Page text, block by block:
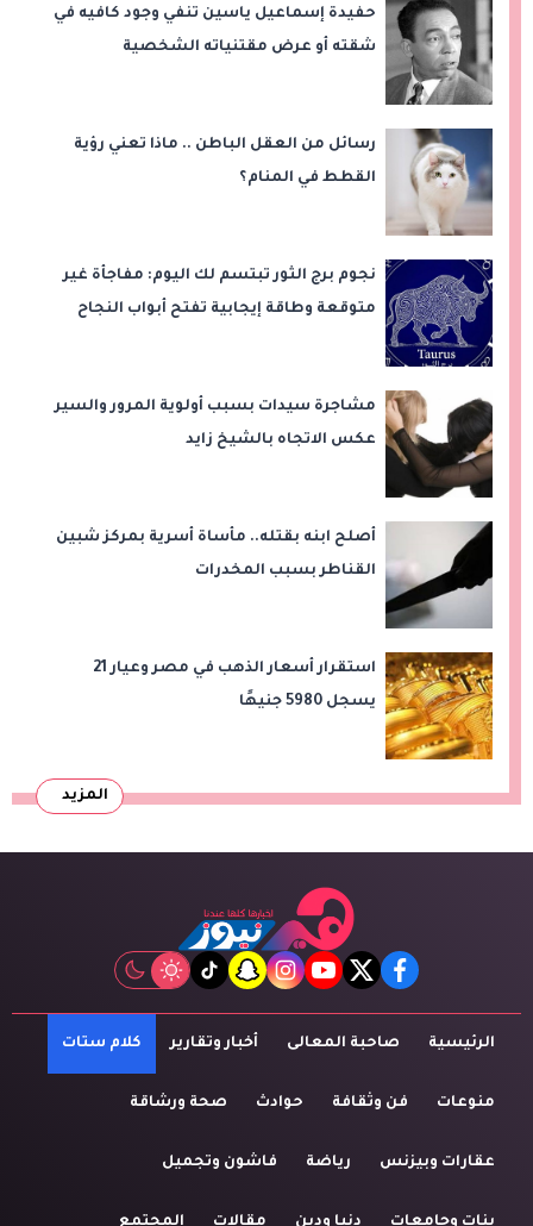
حفيدة إسماعيل ياسين تنفي وجود كافيه في
شقته أو عرض مقتنياته الشخصية
رسائل من العقل الباطن .. ماذا تعني رؤية
القطط في المنام؟
نجوم برج الثور تبتسم لك اليوم: مفاجأة غير
متوقعة وطاقة إيجابية تفتح أبواب النجاح
مشاجرة سيدات بسبب أولوية المرور والسير
عكس الاتجاه بالشيخ زايد
أصلح ابنه بقتله.. مأساة أسرية بمركز شبين
القناطر بسبب المخدرات
استقرار أسعار الذهب في مصر وعيار 21
يسجل 5980 جنيهًا
المزيد
facebook
twitter
youtube
instagram
snapchat
tiktok
الرئيسية صاحبة المعالى أخبار وتقارير كلام ستات
منوعات فن وثقافة حوادث صحة ورشاقة
عقارات وبيزنس رياضة فاشون وتجميل
بنات وجامعات دنيا ودين مقالات المجتمع